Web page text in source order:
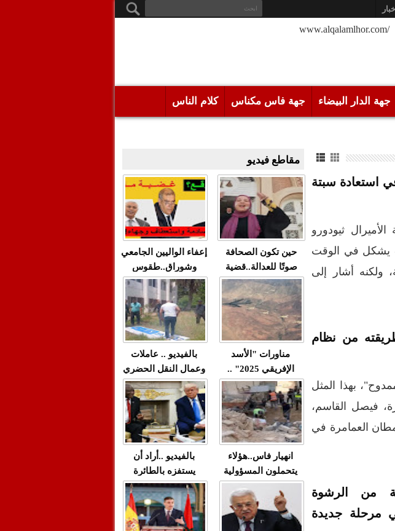
/www.alqalamlhor.com
جهة الدار البيضاء جهة فاس مكناس كلام الناس
استعادة سبتة
ثيودورو
يشكل في الوقت
ولكنه أشار إلى
من نظام
بهذا المثل
فيصل القاسم،
العمامرة في
من الرشوة
مرحلة جديدة
مقاطع فيديو
حين تكون الصحافة
صوتًا للعدالة..قضية
"مولات 88 غرزة"
مثالا(فيديو)
متابعة حميد طولست
في زمن تزداد فيه
حالات العنف ضد
النساء ويغيب فيه أحيانًا
صدى العدالة في
ردهات الم...
إعفاء الواليين الجامعي
وشوراق..طقوس
صادمة وملتمس
"الوجهاء"؟/ صمت
وزارة الداخلية؟/أين
الوزير التوفيق؟(فيديو)
بالفيديو .. عاملات
وعمال النقل الحضري
بفاس يعبرون عن
ارتياحهم بعد إنهاء عقد
شركة "سيتي باص"
مناورات "الأسد
الإفريقي 2025" ..
شاهد القاذفة النووية
في تدريب مع ثماني
مقاتلات من نوع F-16
تابعة للقوات الجوية
الملكية المغربية
بالفيديو ..أراد أن
يستفزه بالطائرة
القطرية لكن ترامب
فضحه أمام العالم
بالحجة والدليل
انهيار فاس..هؤلاء
يتحملون المسؤولية
ومآسي العمارات
العشوائية مفتوحة